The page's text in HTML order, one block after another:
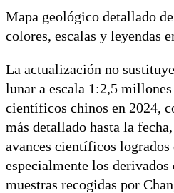
Mapa geológico detallado
colores, escalas y leyendas
La actualización no
lunar a escala 1:2,5
científicos chinos en 2024,
más detallado hasta la
avances científicos logrados
especialmente los derivados
muestras recogidas por